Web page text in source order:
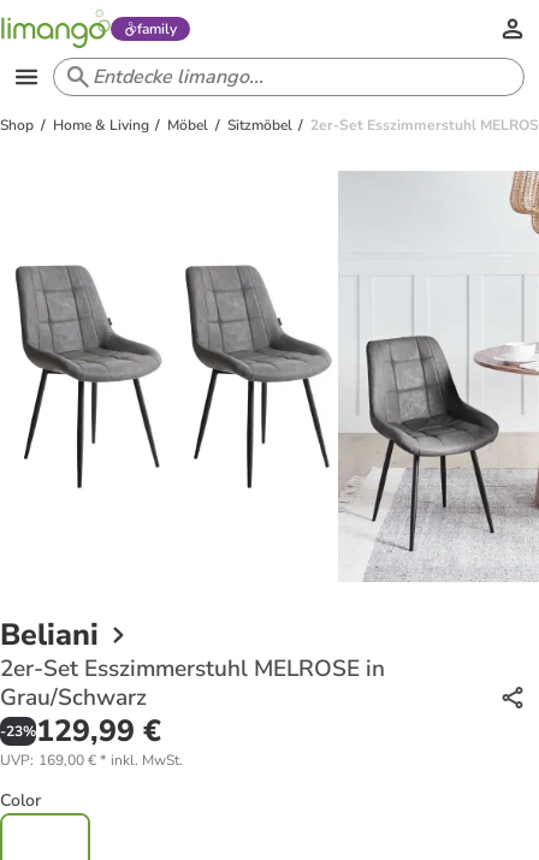
family
Shop Home & Living Möbel Sitzmöbel 2er-Set Esszimmerstuhl
Beliani
2er-Set Esszimmerstuhl MELROSE in
Grau/Schwarz
-23%129,99 €
UVP: 169,00 €* inkl. MwSt.
Color